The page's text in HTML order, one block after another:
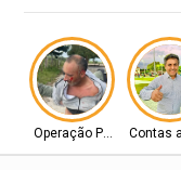
Operação PolicialContas